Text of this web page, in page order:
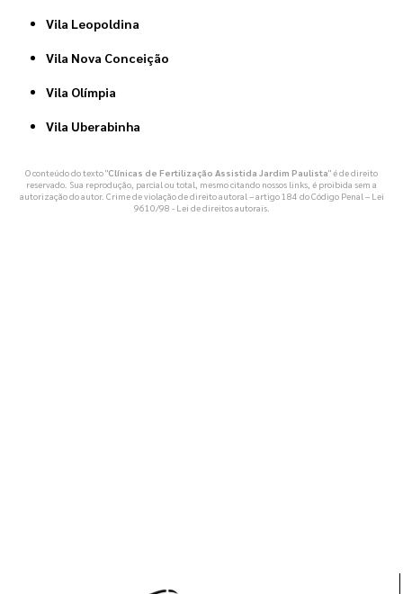
Vila Leopoldina
Vila Nova Conceição
Vila Olímpia
Vila Uberabinha
O conteúdo do texto "Clínicas de Fertilização Assistida Jardim Paulista" é de direito
reservado. Sua reprodução, parcial ou total, mesmo citando nossos links, é proibida sem a
autorização do autor. Crime de violação de direito autoral – artigo 184 do Código Penal – Lei
9610/98 - Lei de direitos autorais.